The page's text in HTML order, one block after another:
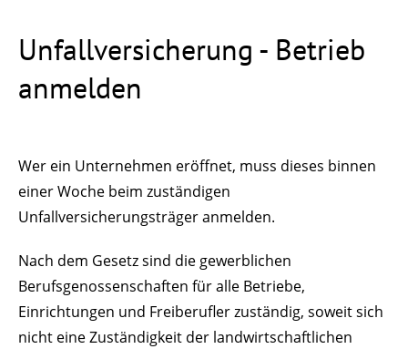
Unfallversicherung - Betrieb
anmelden
Wer ein Unternehmen eröffnet, muss dieses binnen
einer Woche beim zuständigen
Unfallversicherungsträger anmelden.
Nach dem Gesetz sind die gewerblichen
Berufsgenossenschaften für alle Betriebe,
Einrichtungen und Freiberufler zuständig, soweit sich
nicht eine Zuständigkeit der landwirtschaftlichen